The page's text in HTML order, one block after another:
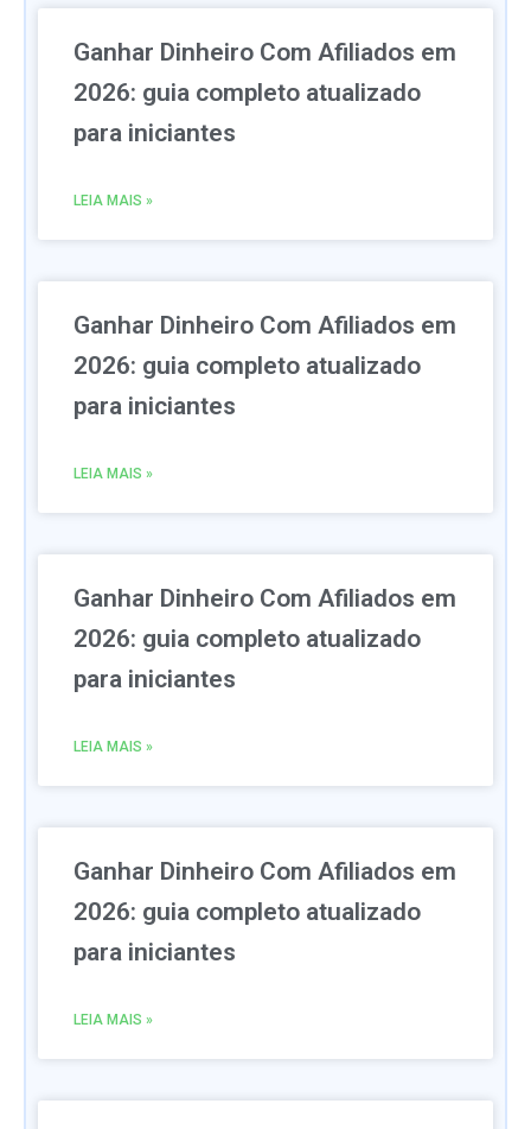
Ganhar Dinheiro Com Afiliados em
2026: guia completo atualizado
para iniciantes
LEIA MAIS »
Ganhar Dinheiro Com Afiliados em
2026: guia completo atualizado
para iniciantes
LEIA MAIS »
Ganhar Dinheiro Com Afiliados em
2026: guia completo atualizado
para iniciantes
LEIA MAIS »
Ganhar Dinheiro Com Afiliados em
2026: guia completo atualizado
para iniciantes
LEIA MAIS »